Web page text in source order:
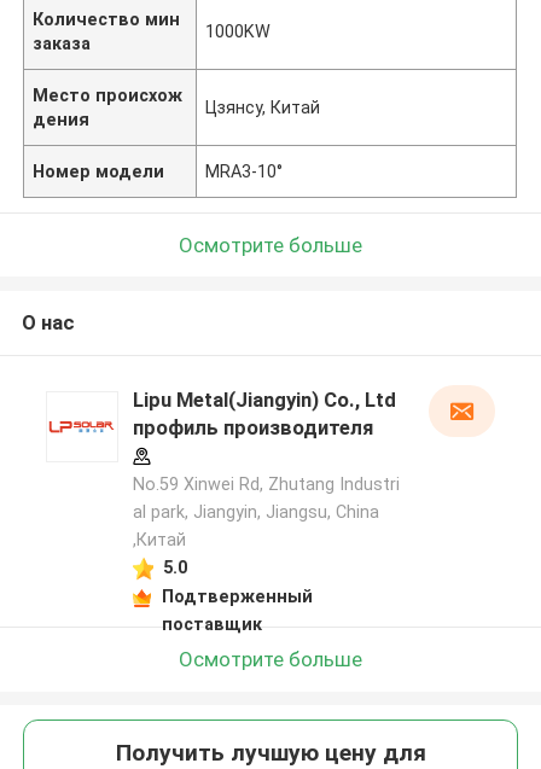
Количество мин
заказа
1000KW
Место происхож
дения
Цзянсу, Китай
Номер модели MRA3-10°
Осмотрите больше
О нас
Lipu Metal(Jiangyin) Co., Ltd
профиль производителя
No.59 Xinwei Rd, Zhutang Industri
al park, Jiangyin, Jiangsu, China
,Китай
5.0
Подтверженный
поставщик
Осмотрите больше
Получить лучшую цену для